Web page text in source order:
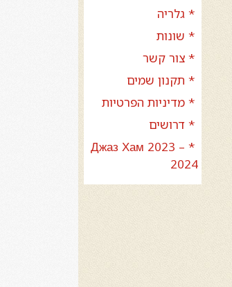
* גלריה
* שונות
* צור קשר
* תקנון שמים
* מדיניות הפרטיות
* דרושים
* Джаз Хам 2023 –
2024